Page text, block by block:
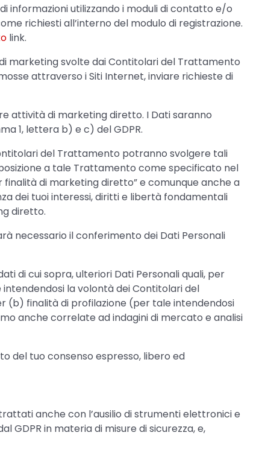
informazioni utilizzando i moduli di contatto e/o
richiesti all’interno del modulo di registrazione.
link.
marketing svolte dai Contitolari del Trattamento
attraverso i Siti Internet, inviare richieste di
attività di marketing diretto. I Dati saranno
1, lettera b) e c) del GDPR.
del Trattamento potranno svolgere tali
a tale Trattamento come specificato nel
di marketing diretto” e comunque anche a
dei tuoi interessi, diritti e libertà fondamentali
diretto.
necessario il conferimento dei Dati Personali
di cui sopra, ulteriori Dati Personali quali, per
la volontà dei Contitolari del
finalità di profilazione (per tale intendendosi
anche correlate ad indagini di mercato e analisi
del tuo consenso espresso, libero ed
anche con l’ausilio di strumenti elettronici e
GDPR in materia di misure di sicurezza, e,